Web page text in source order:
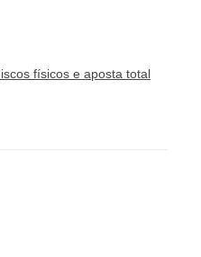
físicos e aposta total